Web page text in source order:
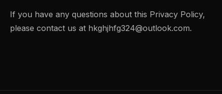
If you have any questions about this Privacy Policy,
please contact us at hkghjhfg324@outlook.com.